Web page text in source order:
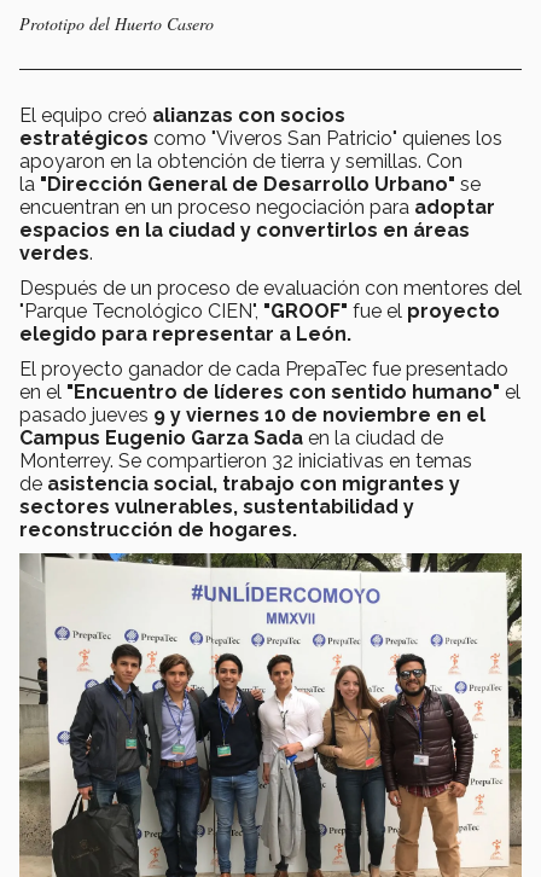
Prototipo del Huerto Casero
El equipo creó alianzas con socios
estratégicos como "Viveros San Patricio" quienes los
apoyaron en la obtención de tierra y semillas. Con
la "Dirección General de Desarrollo Urbano" se
encuentran en un proceso negociación para adoptar
espacios en la ciudad y convertirlos en áreas
verdes.
Después de un proceso de evaluación con mentores del
"Parque Tecnológico CIEN", "GROOF" fue el proyecto
elegido para representar a León.
El proyecto ganador de cada PrepaTec fue presentado
en el "Encuentro de líderes con sentido humano" el
pasado jueves 9 y viernes 10 de noviembre en el
Campus Eugenio Garza Sada en la ciudad de
Monterrey. Se compartieron 32 iniciativas en temas
de asistencia social, trabajo con migrantes y
sectores vulnerables, sustentabilidad y
reconstrucción de hogares.